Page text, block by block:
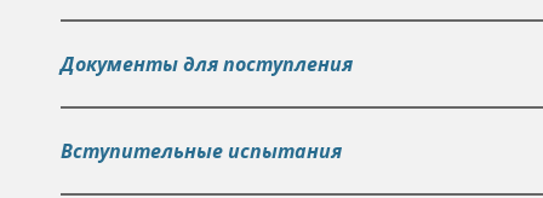
з
д
е
Документы для поступления
Вступительные испытания